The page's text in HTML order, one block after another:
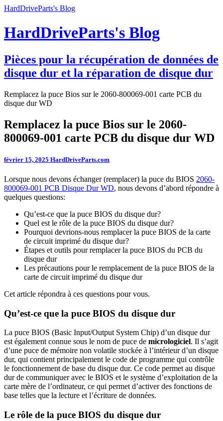
HardDriveParts's Blog
HardDriveParts's Blog
Pièces pour la récupération de données de
disque dur et la réparation de disque dur
Remplacez la puce Bios sur le 2060-800069-001 carte PCB du
disque dur WD
Remplacez la puce Bios sur le 2060-
800069-001 carte PCB du disque dur WD
février 15, 2025 HardDriveParts.com
Lorsque nous devons échanger (remplacer) la puce du BIOS 2060-
800069-001 PCB Disque Dur WD, nous devons d’abord répondre à
quelques questions:
Qu’est-ce que la puce BIOS du disque dur?
Quel est le rôle de la puce BIOS du disque dur?
Pourquoi devrions-nous remplacer la puce BIOS de la carte
de circuit imprimé du disque dur?
Étapes et outils pour remplacer la puce BIOS du PCB du
disque dur
Les précautions pour le remplacement de la puce BIOS de la
carte de circuit imprimé du disque dur
Cet article répondra à ces questions pour vous.
Qu’est-ce que la puce BIOS du disque dur
La puce BIOS (Basic Input/Output System Chip) d’un disque dur
est également connue sous le nom de puce de micrologiciel. Il s’agit
d’une puce de mémoire non volatile stockée à l’intérieur d’un disque
dur, qui contient principalement le code de programme qui contrôle
le fonctionnement de base du disque dur. Ce code permet au disque
dur de communiquer avec le BIOS et le système d’exploitation de la
carte mère de l’ordinateur, ce qui permet d’activer des fonctions de
base telles que la lecture et l’écriture de données.
Le rôle de la puce BIOS du disque dur